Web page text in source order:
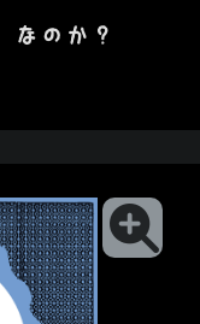
なのか？